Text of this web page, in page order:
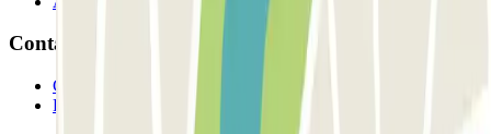
Contact
Contactez-nous
FAQ